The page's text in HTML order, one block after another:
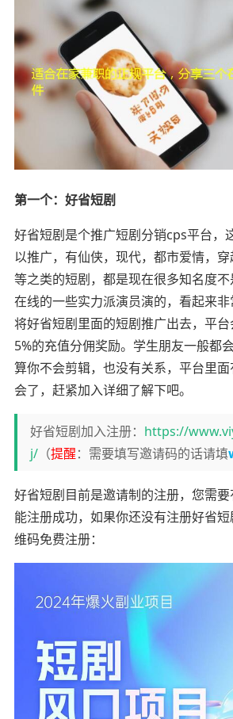
第一个：好省短剧
好省短剧是个推广短剧分销cps平台，
以推广，有仙侠，现代，都市爱情，
等之类的短剧，都是现在很多知名度
在线的一些实力派演员演的，看起来
将好省短剧里面的短剧推广出去，平
5%的充值分佣奖励。学生朋友一般都
算你不会剪辑，也没有关系，平台里
会了，赶紧加入详细了解下吧。
好省短剧加入注册： https://
j/（提醒：需要填写邀请码的话请填
好省短剧目前是邀请制的注册，您需
能注册成功，如果你还没有注册好省
维码免费注册：